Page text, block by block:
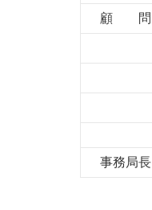
顧 問
事務局長